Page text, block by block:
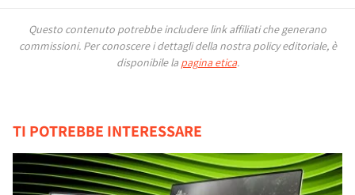
Questo contenuto potrebbe includere link affiliati che generano
commissioni. Per conoscere i dettagli della nostra policy editoriale, è
disponibile la pagina etica.
TI POTREBBE INTERESSARE